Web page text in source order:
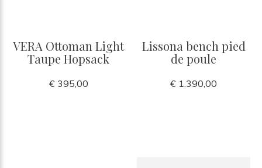
VERA Ottoman Light
Taupe Hopsack
€ 395,00
Lissona bench pied
de poule
€ 1.390,00